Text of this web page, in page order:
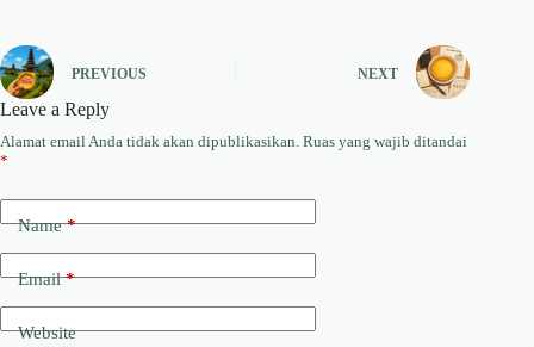
PREVIOUS NEXT
Leave a Reply
Alamat email Anda tidak akan dipublikasikan. Ruas yang wajib ditandai
*
Name*
Email*
Website